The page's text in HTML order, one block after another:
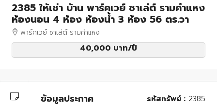
2385 ให้เช่า บ้าน พาร์คเวย์ ชาเล่ต์ รามคำแหง
ห้องนอน 4 ห้อง ห้องน้ำ 3 ห้อง 56 ตร.วา
พาร์คเวย์ ชาเล่ต์ รามคำแหง
40,000 บาท/ปี
ข้อมูลประกาศ รหัสทรัพย์ : 2385